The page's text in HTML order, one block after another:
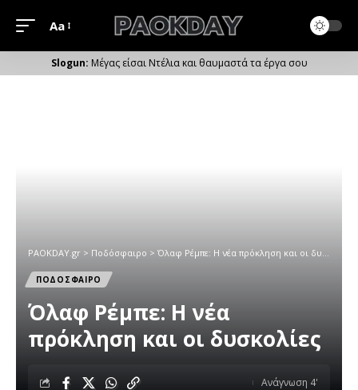
Μέγεθος
Γραμματοσειράς
Aa
Μέγας είσαι Ντέλια και θαυμαστά τα έργα σου
PAOKDAY.gr > Ποδόσφαιρο > Όλαφ Ρέμπε: Η νέα πρόκληση και οι δυσκολίες
ΠΟΔΟΣΦΑΙΡΟ
Όλαφ Ρέμπε: Η νέα
πρόκληση και οι δυσκολίες
Ανάγνωση 4'